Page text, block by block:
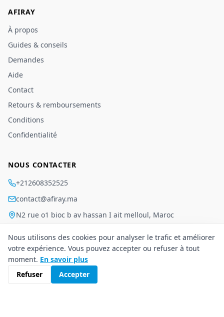
AFIRAY
À propos
Guides & conseils
Demandes
Aide
Contact
Retours & remboursements
Conditions
Confidentialité
NOUS CONTACTER
+212608352525
contact@afiray.ma
N2 rue o1 bioc b av hassan I ait melloul, Maroc
©2026Afiray
Conditions
Nous utilisons des cookies pour analyser le trafic et améliorer
votre expérience. Vous pouvez accepter ou refuser à tout
moment. En savoir plus
Refuser
Accepter